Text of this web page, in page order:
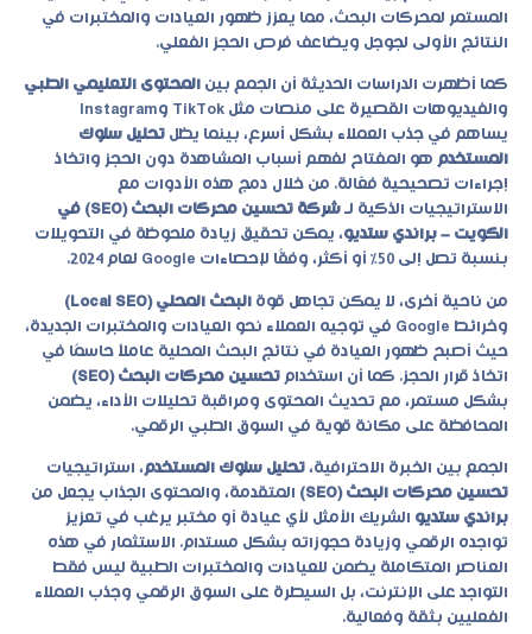
المستمر لمحركات البحث، مما يعزز ظهور العيادات والمختبرات في
النتائج الأولى لجوجل ويضاعف فرص الحجز الفعلي.
كما أظهرت الدراسات الحديثة أن الجمع بين المحتوى التعليمي الطبي
والفيديوهات القصيرة على منصات مثل TikTok وInstagram
يساهم في جذب العملاء بشكل أسرع، بينما يظل تحليل سلوك
المستخدم هو المفتاح لفهم أسباب المشاهدة دون الحجز واتخاذ
إجراءات تصحيحية فعّالة. من خلال دمج هذه الأدوات مع
الاستراتيجيات الذكية لـ
شركة تحسين محركات البحث (SEO) في
الكويت – براندي ستديو، يمكن تحقيق زيادة ملحوظة في التحويلات
بنسبة تصل إلى 50٪ أو أكثر، وفقًا لإحصاءات Google لعام 2024.
من ناحية أخرى، لا يمكن تجاهل قوة البحث المحلي (Local SEO)
وخرائط Google في توجيه العملاء نحو العيادات والمختبرات الجديدة،
حيث أصبح ظهور العيادة في نتائج البحث المحلية عاملاً حاسمًا في
اتخاذ قرار الحجز. كما أن استخدام تحسين محركات البحث (SEO)
بشكل مستمر، مع تحديث المحتوى ومراقبة تحليلات الأداء، يضمن
المحافظة على مكانة قوية في السوق الطبي الرقمي.
الجمع بين الخبرة الاحترافية، تحليل سلوك المستخدم، استراتيجيات
تحسين محركات البحث (SEO)
المتقدمة، والمحتوى الجذاب يجعل من
براندي ستديو الشريك الأمثل لأي عيادة أو مختبر يرغب في تعزيز
تواجده الرقمي وزيادة حجوزاته بشكل مستدام. الاستثمار في هذه
العناصر المتكاملة يضمن للعيادات والمختبرات الطبية ليس فقط
التواجد على الإنترنت، بل السيطرة على السوق الرقمي وجذب العملاء
الفعليين بثقة وفعالية.